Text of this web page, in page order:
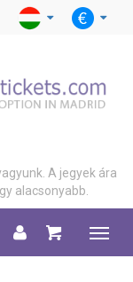
A jegyek ára
alacsonyabb.
Menu